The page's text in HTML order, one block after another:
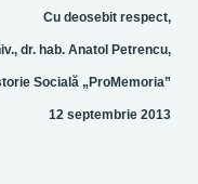
Cu deosebit respect,
dr. hab. Anatol Petrencu,
Socială „ProMemoria”
12 septembrie 2013